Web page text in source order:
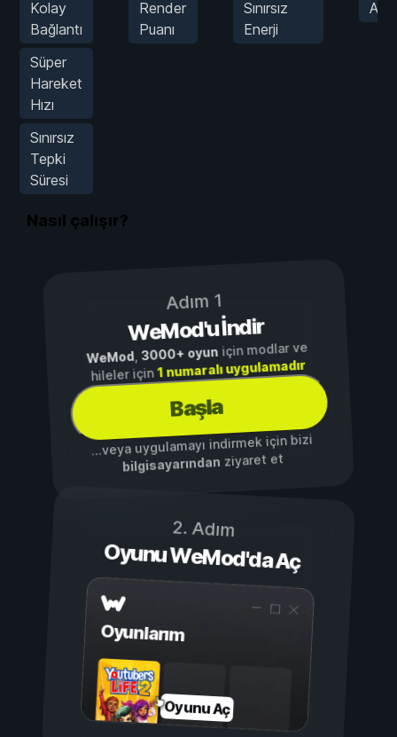
Kolay
Bağlantı
Süper
Hareket
Hızı
Sınırsız
Tepki
Süresi
Render
Puanı
Sınırsız
Enerji
Nasıl çalışır?
Adım 1
WeMod'u İndir
WeMod,3000+ oyuniçin modlar ve
hileler için1 numaralı uygulamadır
Başla
...veya uygulamayı indirmek için bizi
bilgisayarından ziyaret et
2. Adım
Oyunu WeMod'da Aç
Oyunlarım
Oyunu Aç